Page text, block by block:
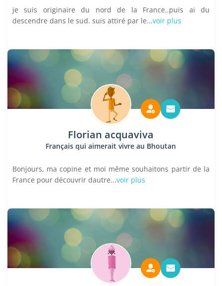
je suis originaire du nord de la France..puis ai du
descendre dans le sud. suis attiré par le...voir plus
Florian acquaviva
Français qui aimerait vivre au Bhoutan
Bonjours, ma copine et moi même souhaitons partir de la
France pour découvrir dautre...voir plus